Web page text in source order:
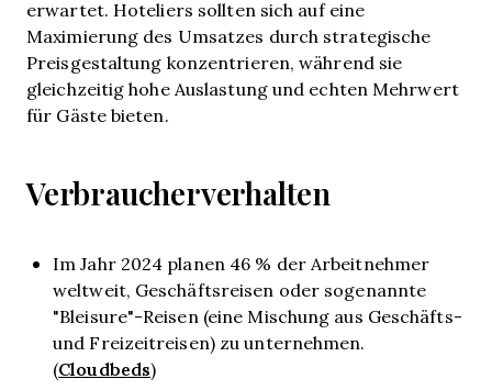
erwartet. Hoteliers sollten sich auf eine
Maximierung des Umsatzes durch strategische
Preisgestaltung konzentrieren, während sie
gleichzeitig hohe Auslastung und echten Mehrwert
für Gäste bieten.
Verbraucherverhalten
Im Jahr 2024 planen 46 % der Arbeitnehmer
weltweit, Geschäftsreisen oder sogenannte
"Bleisure"-Reisen (eine Mischung aus Geschäfts-
und Freizeitreisen) zu unternehmen.
(Cloudbeds)